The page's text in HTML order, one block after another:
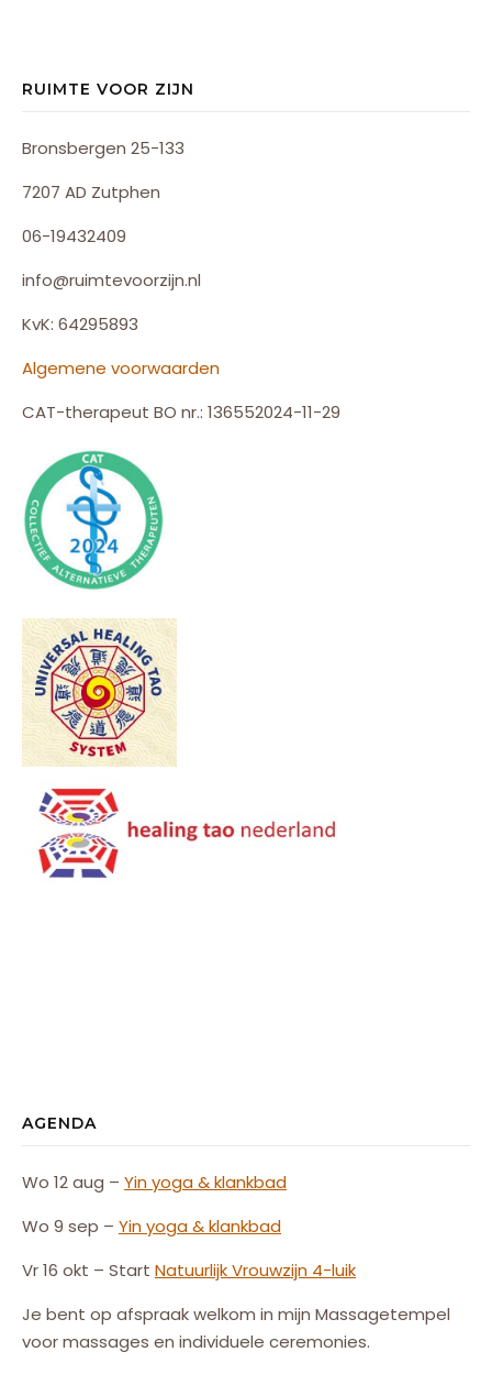
RUIMTE VOOR ZIJN
Bronsbergen 25-133
7207 AD Zutphen
06-19432409
info@ruimtevoorzijn.nl
KvK: 64295893
Algemene voorwaarden
CAT-therapeut BO nr.: 136552024-11-29
AGENDA
Wo 12 aug – Yin yoga & klankbad
Wo 9 sep – Yin yoga & klankbad
Vr 16 okt – Start NatuurlijkVrouwzijn 4-luik
Je bent op afspraak welkom in mijn Massagetempel
voor massages en individuele ceremonies.